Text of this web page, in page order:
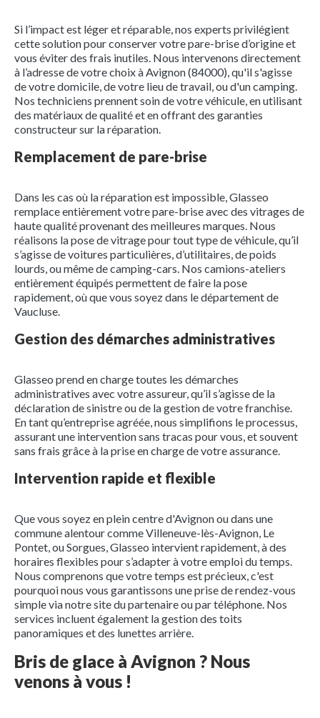
Si l’impact est léger et réparable, nos experts privilégient
cette solution pour conserver votre pare-brise d’origine et
vous éviter des frais inutiles. Nous intervenons directement
à l’adresse de votre choix à Avignon (84000), qu'il s'agisse
de votre domicile, de votre lieu de travail, ou d'un camping.
Nos techniciens prennent soin de votre véhicule, en utilisant
des matériaux de qualité et en offrant des garanties
constructeur sur la réparation.
Remplacement de pare-brise
Dans les cas où la réparation est impossible, Glasseo
remplace entièrement votre pare-brise avec des vitrages de
haute qualité provenant des meilleures marques. Nous
réalisons la pose de vitrage pour tout type de véhicule, qu’il
s’agisse de voitures particulières, d’utilitaires, de poids
lourds, ou même de camping-cars. Nos camions-ateliers
entièrement équipés permettent de faire la pose
rapidement, où que vous soyez dans le département de
Vaucluse.
Gestion des démarches administratives
Glasseo prend en charge toutes les démarches
administratives avec votre assureur, qu’il s’agisse de la
déclaration de sinistre ou de la gestion de votre franchise.
En tant qu’entreprise agréée, nous simplifions le processus,
assurant une intervention sans tracas pour vous, et souvent
sans frais grâce à la prise en charge de votre assurance.
Intervention rapide et flexible
Que vous soyez en plein centre d'Avignon ou dans une
commune alentour comme Villeneuve-lès-Avignon, Le
Pontet, ou Sorgues, Glasseo intervient rapidement, à des
horaires flexibles pour s’adapter à votre emploi du temps.
Nous comprenons que votre temps est précieux, c'est
pourquoi nous vous garantissons une prise de rendez-vous
simple via notre site du partenaire ou par téléphone. Nos
services incluent également la gestion des toits
panoramiques et des lunettes arrière.
Bris de glace à Avignon ? Nous
venons à vous !